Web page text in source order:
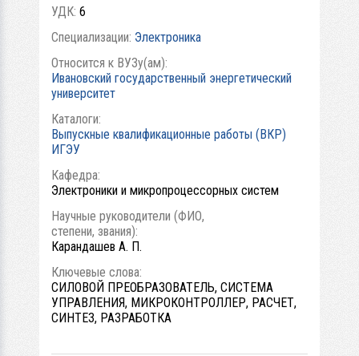
УДК: 6
Специализации: Электроника
Относится к ВУЗу(ам):
Ивановский государственный энергетический
университет
Каталоги:
Выпускные квалификационные работы (ВКР)
ИГЭУ
Кафедра:
Электроники и микропроцессорных систем
Научные руководители (ФИО,
степени, звания):
Карандашев А. П.
Ключевые слова:
СИЛОВОЙ ПРЕОБРАЗОВАТЕЛЬ, СИСТЕМА
УПРАВЛЕНИЯ, МИКРОКОНТРОЛЛЕР, РАСЧЕТ,
СИНТЕЗ, РАЗРАБОТКА